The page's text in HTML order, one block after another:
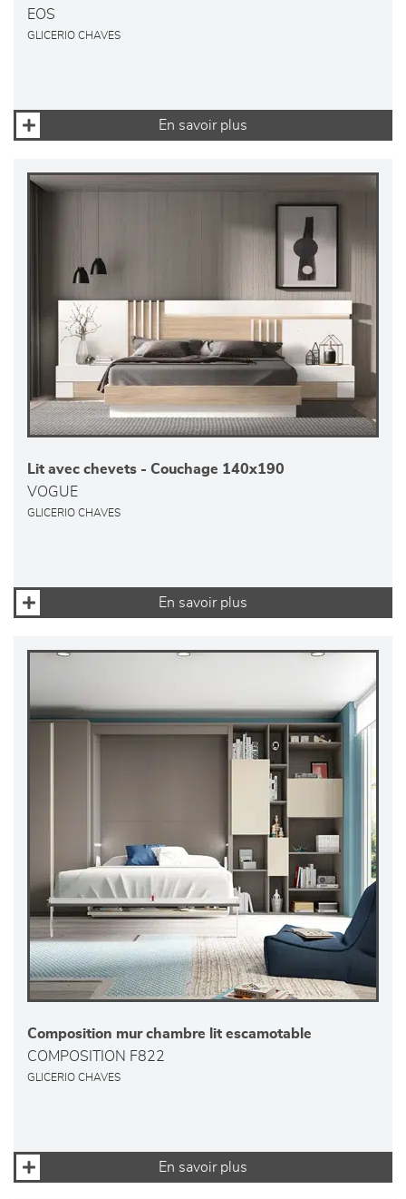
EOS
GLICERIO CHAVES
En savoir plus
Lit avec chevets - Couchage 140x190
VOGUE
GLICERIO CHAVES
En savoir plus
Composition mur chambre lit escamotable
COMPOSITION F822
GLICERIO CHAVES
En savoir plus